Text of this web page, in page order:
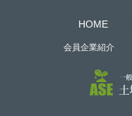
HOME
会員企業紹介